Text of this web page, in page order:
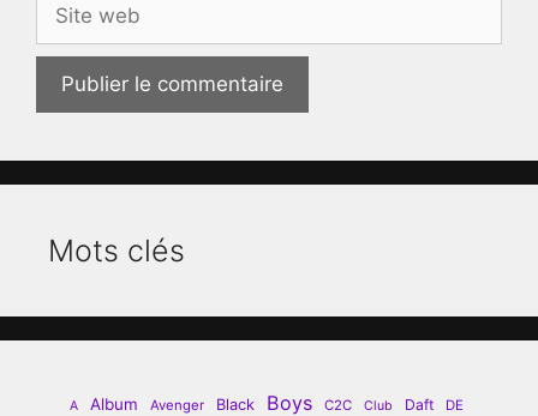
web
Mots clés
A Album Avenger Black Boys C2C Club Daft
DE